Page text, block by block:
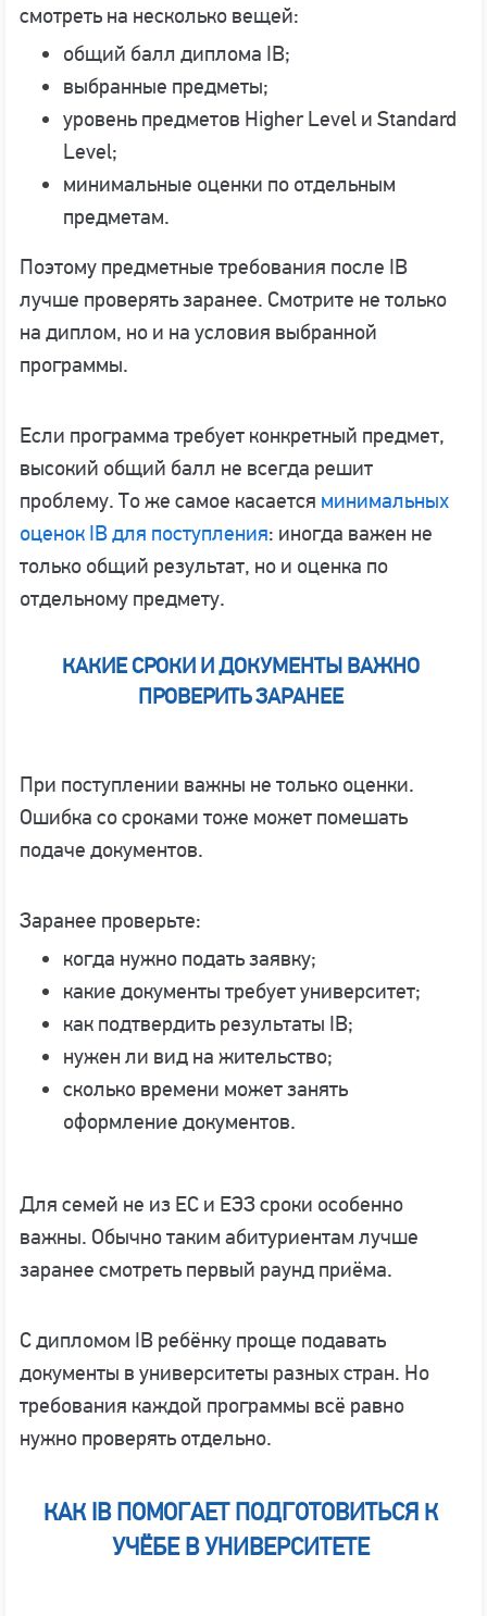
смотреть на несколько вещей:
общий балл диплома IB;
выбранные предметы;
уровень предметов Higher Level и Standard
Level;
минимальные оценки по отдельным
предметам.
Поэтому предметные требования после IB
лучше проверять заранее. Смотрите не только
на диплом, но и на условия выбранной
программы.
Если программа требует конкретный предмет,
высокий общий балл не всегда решит
проблему. То же самое касается минимальных
оценок IB для поступления: иногда важен не
только общий результат, но и оценка по
отдельному предмету.
КАКИЕ СРОКИ И ДОКУМЕНТЫ ВАЖНО
ПРОВЕРИТЬ ЗАРАНЕЕ
При поступлении важны не только оценки.
Ошибка со сроками тоже может помешать
подаче документов.
Заранее проверьте:
когда нужно подать заявку;
какие документы требует университет;
как подтвердить результаты IB;
нужен ли вид на жительство;
сколько времени может занять
оформление документов.
Для семей не из ЕС и ЕЭЗ сроки особенно
важны. Обычно таким абитуриентам лучше
заранее смотреть первый раунд приёма.
С дипломом IB ребёнку проще подавать
документы в университеты разных стран. Но
требования каждой программы всё равно
нужно проверять отдельно.
КАК IB ПОМОГАЕТ ПОДГОТОВИТЬСЯ К
УЧЁБЕ В УНИВЕРСИТЕТЕ